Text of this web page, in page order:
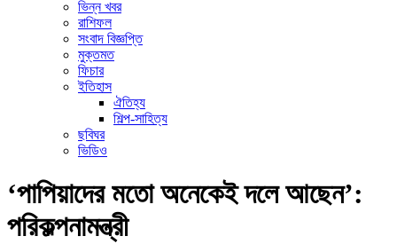
ভিন্ন খবর
রাশিফল
সংবাদ বিজ্ঞপ্তি
মুক্তমত
ফিচার
ইতিহাস
ঐতিহ্য
শিল্প-সাহিত্য
ছবিঘর
ভিডিও
‘পাপিয়াদের মতো অনেকেই দলে আছেন’:
পরিকল্পনামন্ত্রী